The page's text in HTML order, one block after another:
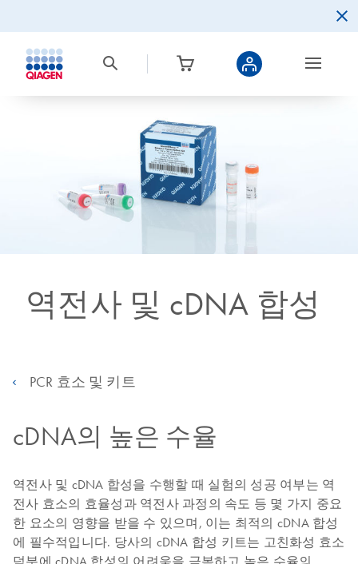
역전사 및 cDNA 합성
PCR 효소 및 키트
cDNA의 높은 수율
역전사 및 cDNA 합성을 수행할 때 실험의 성공 여부는 역
전사 효소의 효율성과 역전사 과정의 속도 등 몇 가지 중요
한 요소의 영향을 받을 수 있으며, 이는 최적의 cDNA 합성
에 필수적입니다. 당사의 cDNA 합성 키트는 고친화성 효소
덕분에 cDNA 합성의 어려움을 극복하고 높은 수율의